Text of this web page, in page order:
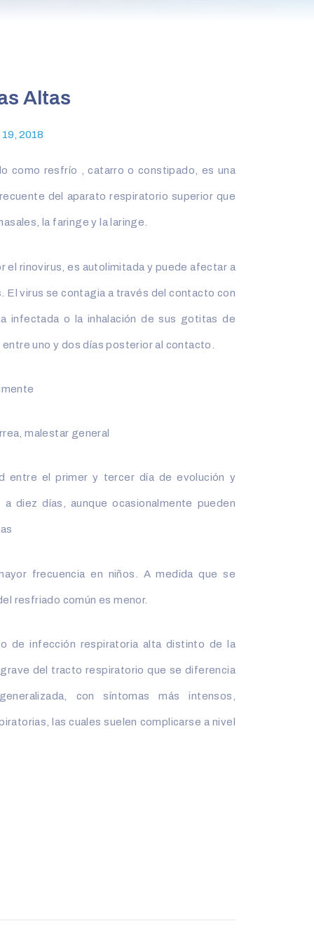
Altas
2018
como resfrío , catarro o constipado, es una
del aparato respiratorio superior que
la faringe y la laringe.
el rinovirus, es autolimitada y puede afectar a
El virus se contagia a través del contacto con
infectada o la inhalación de sus gotitas de
uno y dos días posterior al contacto.
malestar general
entre el primer y tercer día de evolución y
diez días, aunque ocasionalmente pueden
frecuencia en niños. A medida que se
resfriado común es menor.
de infección respiratoria alta distinto de la
del tracto respiratorio que se diferencia
con síntomas más intensos,
las cuales suelen complicarse a nivel